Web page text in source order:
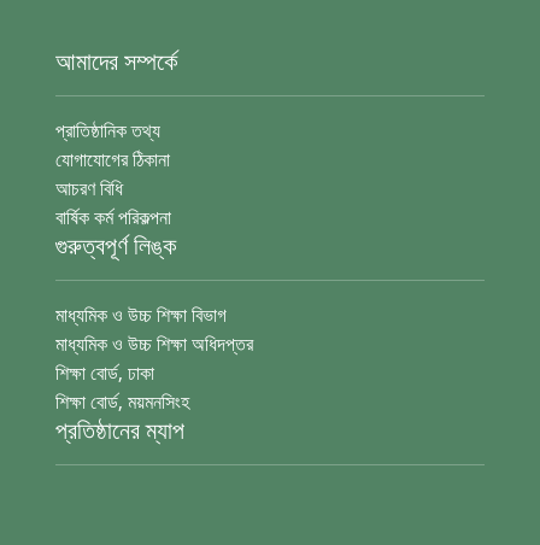
আমাদের সম্পর্কে
প্রাতিষ্ঠানিক তথ্য
যোগাযোগের ঠিকানা
আচরণ বিধি
বার্ষিক কর্ম পরিকল্পনা
গুরুত্বপূর্ণ লিঙ্ক
মাধ্যমিক ও উচ্চ শিক্ষা বিভাগ
মাধ্যমিক ও উচ্চ শিক্ষা অধিদপ্তর
শিক্ষা বোর্ড, ঢাকা
শিক্ষা বোর্ড, ময়মনসিংহ
প্রতিষ্ঠানের ম্যাপ